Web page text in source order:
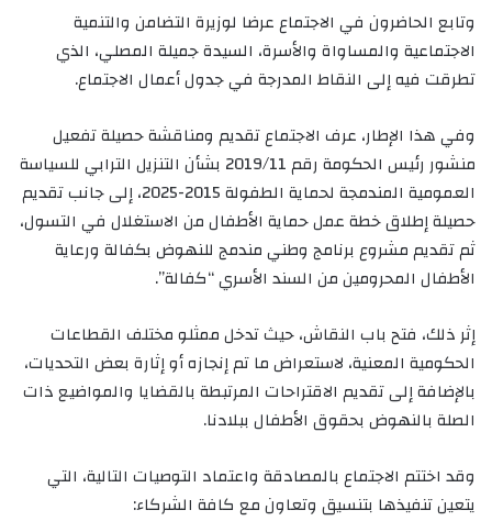
وتابع الحاضرون في الاجتماع عرضا لوزيرة التضامن والتنمية
الاجتماعية والمساواة والأسرة، السيدة جميلة المصلي، الذي
تطرقت فيه إلى النقاط المدرجة في جدول أعمال الاجتماع.
وفي هذا الإطار، عرف الاجتماع تقديم ومناقشة حصيلة تفعيل
منشور رئيس الحكومة رقم 2019/11 بشأن التنزيل الترابي للسياسة
العمومية المندمجة لحماية الطفولة 2015-2025، إلى جانب تقديم
حصيلة إطلاق خطة عمل حماية الأطفال من الاستغلال في التسول،
ثم تقديم مشروع برنامج وطني مندمج للنهوض بكفالة ورعاية
الأطفال المحرومين من السند الأسري “كفالة”.
إثر ذلك، فتح باب النقاش، حيث تدخل ممثلو مختلف القطاعات
الحكومية المعنية، لاستعراض ما تم إنجازه أو إثارة بعض التحديات،
بالإضافة إلى تقديم الاقتراحات المرتبطة بالقضايا والمواضيع ذات
الصلة بالنهوض بحقوق الأطفال ببلادنا.
وقد اختتم الاجتماع بالمصادقة واعتماد التوصيات التالية، التي
يتعين تنفيذها بتنسيق وتعاون مع كافة الشركاء: